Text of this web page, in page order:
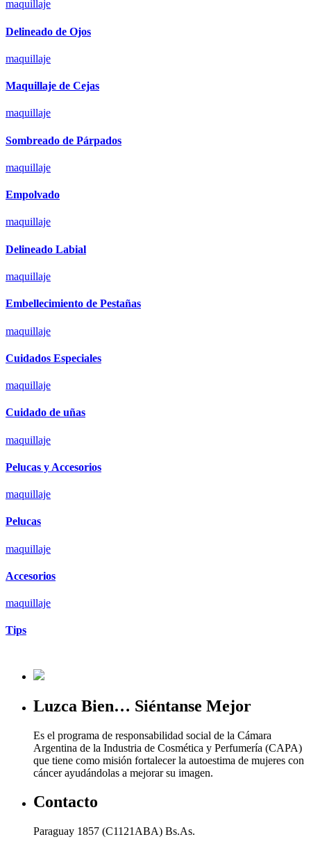
maquillaje
Delineado de Ojos
maquillaje
Maquillaje de Cejas
maquillaje
Sombreado de Párpados
maquillaje
Empolvado
maquillaje
Delineado Labial
maquillaje
Embellecimiento de Pestañas
maquillaje
Cuidados Especiales
maquillaje
Cuidado de uñas
maquillaje
Pelucas y Accesorios
maquillaje
Pelucas
maquillaje
Accesorios
maquillaje
Tips
Luzca Bien… Siéntanse Mejor
Es el programa de responsabilidad social de la Cámara
Argentina de la Industria de Cosmética y Perfumería (CAPA)
que tiene como misión fortalecer la autoestima de mujeres con
cáncer ayudándolas a mejorar su imagen.
Contacto
Paraguay 1857 (C1121ABA) Bs.As.